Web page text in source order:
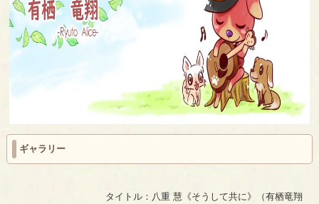
ギャラリー
タイトル：八重 慧《そうして共に》（有栖竜翔